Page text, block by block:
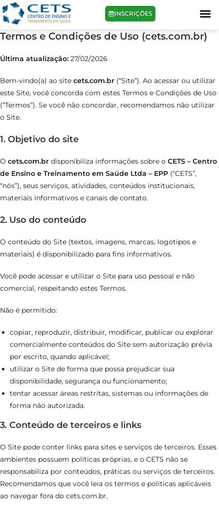
INSCRIÇÕES
Termos e Condições de Uso (cets.com.br)
Última atualização: 27/02/2026
Bem-vindo(a) ao site cets.com.br (“Site”). Ao acessar ou utilizar
este Site, você concorda com estes Termos e Condições de Uso
(“Termos”). Se você não concordar, recomendamos não utilizar
o Site.
1. Objetivo do site
O cets.com.br disponibiliza informações sobre o CETS – Centro
de Ensino e Treinamento em Saúde Ltda – EPP (“CETS”,
“nós”), seus serviços, atividades, conteúdos institucionais,
materiais informativos e canais de contato.
2. Uso do conteúdo
O conteúdo do Site (textos, imagens, marcas, logotipos e
materiais) é disponibilizado para fins informativos.
Você pode acessar e utilizar o Site para uso pessoal e não
comercial, respeitando estes Termos.
Não é permitido:
copiar, reproduzir, distribuir, modificar, publicar ou explorar
comercialmente conteúdos do Site sem autorização prévia
por escrito, quando aplicável;
utilizar o Site de forma que possa prejudicar sua
disponibilidade, segurança ou funcionamento;
tentar acessar áreas restritas, sistemas ou informações de
forma não autorizada.
3. Conteúdo de terceiros e links
O Site pode conter links para sites e serviços de terceiros. Esses
ambientes possuem políticas próprias, e o CETS não se
responsabiliza por conteúdos, práticas ou serviços de terceiros.
Recomendamos que você leia os termos e políticas aplicáveis
ao navegar fora do cets.com.br.